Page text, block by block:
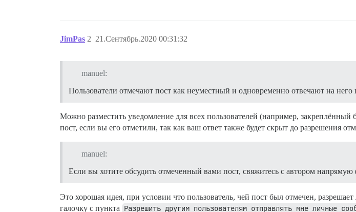
JimPas 21.Сентябрь.2020 00:31:32
2
manuel:
Пользователи отмечают пост как неуместный и одновременно отвечают на
Можно разместить уведомление для всех пользователей (например,
пост, если вы его отметили, так как ваш ответ также будет скрыт до разрешения
manuel:
Если вы хотите обсудить отмеченный вами пост, свяжитесь с автором
Это хорошая идея, при условии что пользователь, чей пост был отмечен,
галочку с пункта Разрешить другим пользователям отправлять мне личные